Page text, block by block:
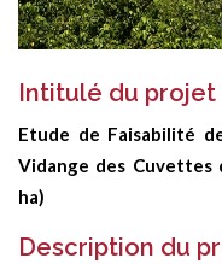
Intitulé du projet
Etude de Faisabilité
Vidange des Cuvettes
ha)
Description du